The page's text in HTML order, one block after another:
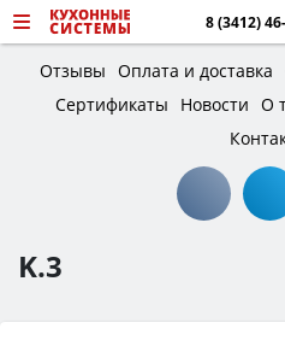
8 (3412)
Отзывы Оплата и доставка
Сертификаты
Новости О
K.3